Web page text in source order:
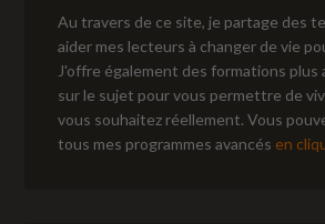
Au travers de ce site, je partage des
aider mes lecteurs à changer de vie
J'offre également des formations plus
sur le sujet pour vous permettre de
vous souhaitez réellement. Vous
tous mes programmes avancés en